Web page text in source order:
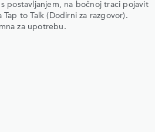
postavljanjem, na bočnoj traci pojavit
Tap to Talk (Dodirni za razgovor).
za upotrebu.